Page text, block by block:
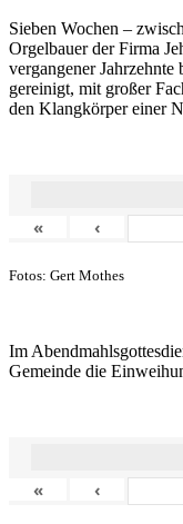
Sieben Wochen –
Orgelbauer der Firma
vergangener
gereinigt, mit großer
den Klangkörper einer
« ‹
Fotos: Gert Mothes
Im
Gemeinde die
« ‹